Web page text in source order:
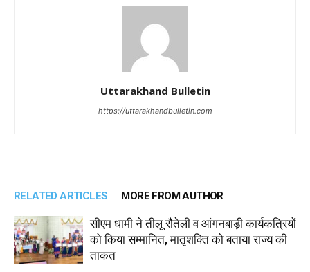
Uttarakhand Bulletin
https://uttarakhandbulletin.com
RELATED ARTICLES MORE FROM AUTHOR
सीएम धामी ने तीलू रौतेली व आंगनबाड़ी कार्यकत्रियों
को किया सम्मानित, मातृशक्ति को बताया राज्य की
ताकत